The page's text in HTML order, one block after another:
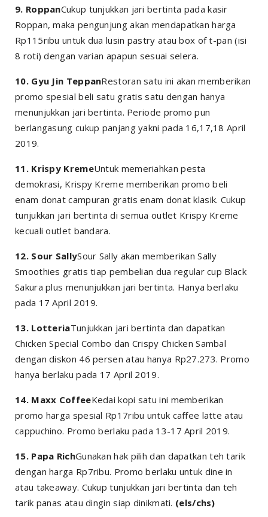
9. RoppanCukup tunjukkan jari bertinta pada kasir
Roppan, maka pengunjung akan mendapatkan harga
Rp115ribu untuk dua lusin pastry atau box of t-pan (isi
8 roti) dengan varian apapun sesuai selera.
10. Gyu Jin TeppanRestoran satu ini akan memberikan
promo spesial beli satu gratis satu dengan hanya
menunjukkan jari bertinta. Periode promo pun
berlangasung cukup panjang yakni pada 16,17,18 April
2019.
11. Krispy KremeUntuk memeriahkan pesta
demokrasi, Krispy Kreme memberikan promo beli
enam donat campuran gratis enam donat klasik. Cukup
tunjukkan jari bertinta di semua outlet Krispy Kreme
kecuali outlet bandara.
12. Sour SallySour Sally akan memberikan Sally
Smoothies gratis tiap pembelian dua regular cup Black
Sakura plus menunjukkan jari bertinta. Hanya berlaku
pada 17 April 2019.
13. LotteriaTunjukkan jari bertinta dan dapatkan
Chicken Special Combo dan Crispy Chicken Sambal
dengan diskon 46 persen atau hanya Rp27.273. Promo
hanya berlaku pada 17 April 2019.
14. Maxx CoffeeKedai kopi satu ini memberikan
promo harga spesial Rp17ribu untuk caffee latte atau
cappuchino. Promo berlaku pada 13-17 April 2019.
15. Papa RichGunakan hak pilih dan dapatkan teh tarik
dengan harga Rp7ribu. Promo berlaku untuk dine in
atau takeaway. Cukup tunjukkan jari bertinta dan teh
tarik panas atau dingin siap dinikmati. (els/chs)